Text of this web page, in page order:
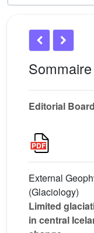
Editorial
External
(Glaciology)
Limited
in central